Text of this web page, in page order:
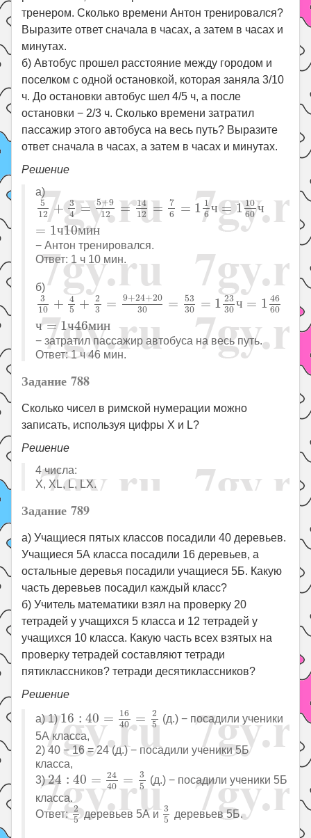
тренером. Сколько времени Антон тренировался?
Выразите ответ сначала в часах, а затем в часах и
минутах.
б) Автобус прошел расстояние между городом и
поселком с одной остановкой, которая заняла 3/10
ч. До остановки автобус шел 4/5 ч, а после
остановки − 2/3 ч. Сколько времени затратил
пассажир этого автобуса на весь путь? Выразите
ответ сначала в часах, а затем в часах и минутах.
Решение
а)
5
12 + 3
4 = 5+9
12
= 14
12
=
7
6
= 1 1
6 ч = 1 10
60 ч
= 1ч10мин
512+34=5+912=14 12 =7 =116 ч=11060 ч=1
− Антон тренировался.
Ответ: 1 ч 10 мин.
б)
3
10 + 4
5 + 2
3
= 9+24+20
30
=
53
30
= 1 23
30 ч = 1 46
60
ч = 1ч46мин
310 +45+23 +24+ 20 =53 30=12330 ч=
− затратил пассажир автобуса на весь путь.
Ответ: 1 ч 46 мин.
Задание 788
Сколько чисел в римской нумерации можно
записать, используя цифры X и L?
Решение
4 числа:
X, XL, L, LX.
Задание 789
а) Учащиеся пятых классов посадили 40 деревьев.
Учащиеся 5А класса посадили 16 деревьев, а
остальные деревья посадили учащиеся 5Б. Какую
часть деревьев посадил каждый класс?
б) Учитель математики взял на проверку 20
тетрадей у учащихся 5 класса и 12 тетрадей у
учащихся 10 класса. Какую часть всех взятых на
проверку тетрадей составляют тетради
пятиклассников? тетради десятиклассников?
Решение
а) 1)16 : 40 =
16
40
=
2
5
40 5
(д.) − посадили ученики
5А класса,
2) 40 − 16 = 24 (д.) − посадили ученики 5Б
класса,
3)24 : 40 = 24
40
=
3
5
24:40= 40 5
(д.) − посадили ученики 5Б
класса.
Ответ: 2
5
25
деревьев 5А и 3
5
3
деревьев 5Б.